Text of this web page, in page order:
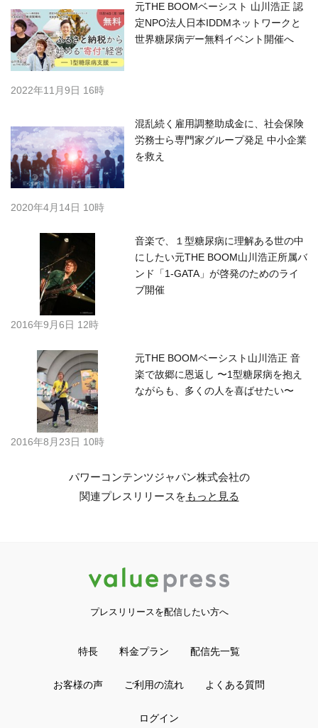
元THE BOOMベーシスト 山川浩正 認
定NPO法人日本IDDMネットワークと
世界糖尿病デー無料イベント開催へ
2022年11月9日 16時
混乱続く雇用調整助成金に、社会保険
労務士ら専門家グループ発足 中小企業
を救え
2020年4月14日 10時
音楽で、１型糖尿病に理解ある世の中
にしたい元THE BOOM山川浩正所属バ
ンド「1-GATA」が啓発のためのライ
ブ開催
2016年9月6日 12時
元THE BOOMベーシスト山川浩正 音
楽で故郷に恩返し 〜1型糖尿病を抱え
ながらも、多くの人を喜ばせたい〜
2016年8月23日 10時
パワーコンテンツジャパン株式会社の
関連プレスリリースをもっと見る
プレスリリースを配信したい方へ
特長 料金プラン 配信先一覧
お客様の声 ご利用の流れ よくある質問
ログイン